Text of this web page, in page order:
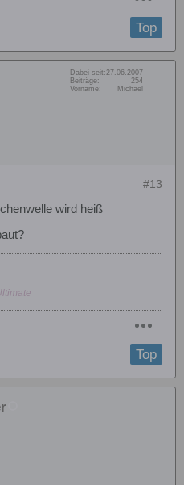
Top
Dabei seit:27.06.2007
Beiträge:
254
Vorname:
Michael
#13
wird heiß
Top